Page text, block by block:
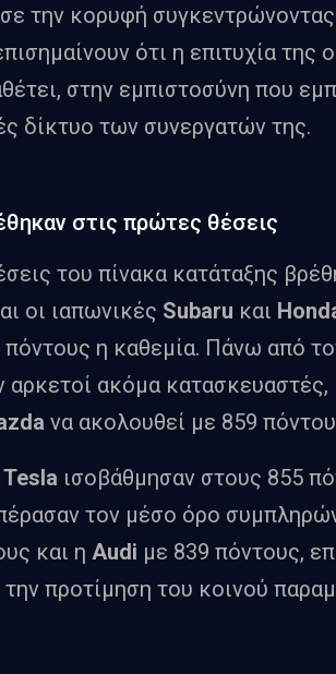
την κορυφή συγκεντρώνοντας
ότι η επιτυχία της
στην εμπιστοσύνη που
δίκτυο των συνεργατών της.
στις πρώτες θέσεις
του πίνακα κατάταξης
οι ιαπωνικές Subaru και
πόντους η καθεμία. Πάνω από
αρκετοί ακόμα κατασκευαστές,
να ακολουθεί με 859
Tesla ισοβάθμησαν στους 855
τον μέσο όρο
και η Audi με 839 πόντους,
προτίμηση του κοινού